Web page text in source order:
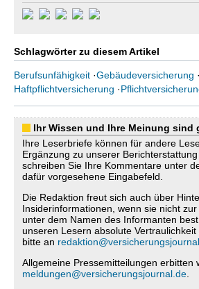
Schlagwörter zu diesem Artikel
Berufsunfähigkeit ·Gebäudeversicherung ·
Haftpflichtversicherung ·
Ihr Wissen und Ihre Meinung sind
Ihre Leserbriefe können für andere
Ergänzung zu unserer
schreiben Sie Ihre Kommentare unter
dafür vorgesehene Eingabefeld.
Die Redaktion freut sich auch über
Insiderinformationen, wenn sie nicht
unter dem Namen des Informanten
unseren Lesern absolute
bitte an
Allgemeine Pressemitteilungen erbitten
meldungen@versicherungsjournal.de